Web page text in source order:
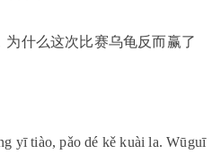
什么这次比赛乌龟反而赢了
yī tiào, pǎo dé kě kuài la. Wūguī